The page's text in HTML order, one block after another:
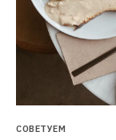
СОВЕТУЕМ